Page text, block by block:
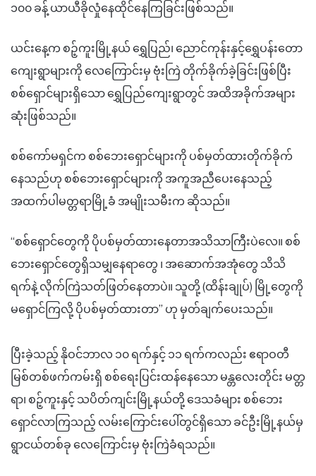
၁၀၀ ခန့် ယာယီခိုလှုံနေထိုင်နေကြခြင်းဖြစ်သည်။
ယင်းနေ့က စဉ့်ကူးမြို့နယ် ရွှေပြည်၊ ညောင်ကုန်းနှင့်ရွှေပန်းတော
ကျေးရွာများကို လေကြောင်းမှ ဗုံးကြဲ တိုက်ခိုက်ခဲ့ခြင်းဖြစ်ပြီး
စစ်ရှောင်များရှိသော ရွှေပြည်ကျေးရွာတွင် အထိအခိုက်အများ
ဆုံးဖြစ်သည်။
စစ်ကော်မရှင်က စစ်ဘေးရှောင်များကို ပစ်မှတ်ထားတိုက်ခိုက်
နေသည်ဟု စစ်ဘေးရှောင်များကို အကူအညီပေးနေသည့်
အထက်ပါမတ္တရာမြို့ခံ အမျိုးသမီးက ဆိုသည်။
“စစ်ရှောင်တွေကို ပိုပစ်မှတ်ထားနေတာအသိသာကြီးပဲလေ။ စစ်
ဘေးရှောင်တွေရှိသမျှနေရာတွေ ၊ အဆောက်အအုံတွေ သိသိ
ရက်နဲ့ လိုက်ကြဲသတ်ဖြတ်နေတာပဲ။ သူတို့ (ထိန်းချုပ်) မြို့တွေကို
မရှောင်ကြလို့ ပိုပစ်မှတ်ထားတာ” ဟု မှတ်ချက်ပေးသည်။
ပြီးခဲ့သည့် နိုဝင်ဘာလ ၁၀ ရက်နှင့် ၁၁ ရက်ကလည်း ဧရာဝတီ
မြစ်တစ်ဖက်ကမ်းရှိ စစ်ရေးပြင်းထန်နေသော မန္တလေးတိုင်း မတ္တ
ရာ၊ စဉ့်ကူးနှင့် သပိတ်ကျင်းမြို့နယ်တို့ ဒေသခံများ စစ်ဘေး
ရှောင်လာကြသည့် လမ်းကြောင်းပေါ်တွင်ရှိသော ခင်ဦးမြို့နယ်မှ
ရွာငယ်တစ်ခု လေကြောင်းမှ ဗုံးကြဲခံရသည်။